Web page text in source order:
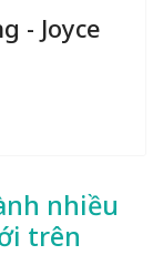
- Joyce
nhiều
trên